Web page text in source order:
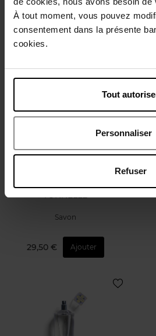
À tout moment, vous pouvez
consentement dans la présente
cookies.
Tout
Personnaliser
Refuser
Bâtonnets parfumés
85,90 €
UN VIN ROSÉ SOUS LA
TONNELLE
Savon
29,50 € Ajouter